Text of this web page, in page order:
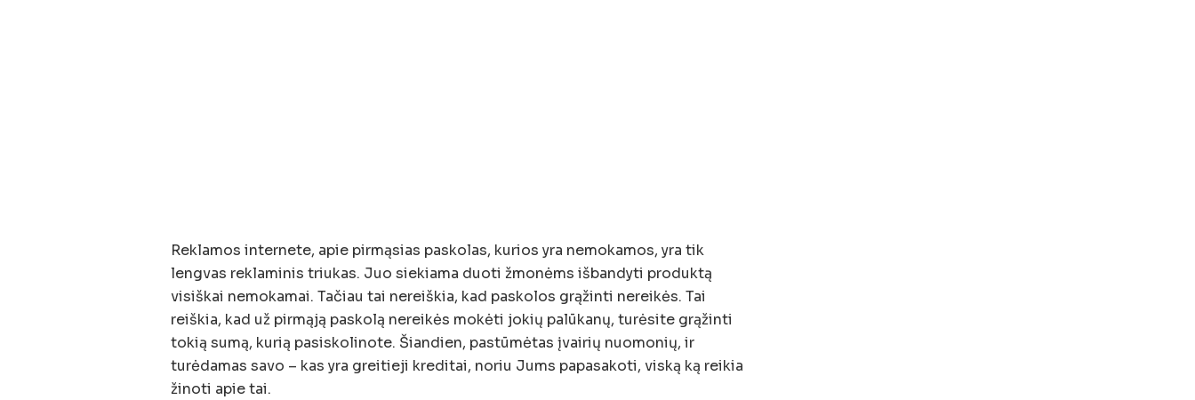
Reklamos internete, apie pirmąsias paskolas, kurios yra nemokamos, yra tik
lengvas reklaminis triukas. Juo siekiama duoti žmonėms išbandyti produktą
visiškai nemokamai. Tačiau tai nereiškia, kad paskolos grąžinti nereikės. Tai
reiškia, kad už pirmąją paskolą nereikės mokėti jokių palūkanų, turėsite grąžinti
tokią sumą, kurią pasiskolinote. Šiandien, pastūmėtas įvairių nuomonių, ir
turėdamas savo – kas yra greitieji kreditai, noriu Jums papasakoti, viską ką reikia
žinoti apie tai.